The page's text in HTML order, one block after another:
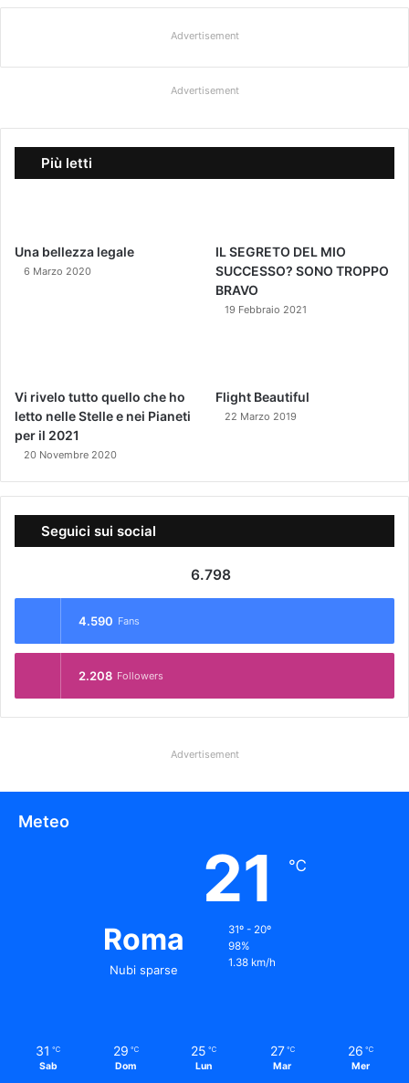
Advertisement
Advertisement
Più letti
Una bellezza legale
6 Marzo 2020
IL SEGRETO DEL MIO
SUCCESSO? SONO TROPPO
BRAVO
19 Febbraio 2021
Vi rivelo tutto quello che ho
letto nelle Stelle e nei Pianeti
per il 2021
20 Novembre 2020
Flight Beautiful
22 Marzo 2019
Seguici sui social
6.798
4.590 Fans
2.208 Followers
Advertisement
Meteo
Roma
Nubi sparse
21 ℃
31º - 20º
98%
1.38 km/h
31 ℃
Sab
29 ℃
Dom
25 ℃
Lun
27 ℃
Mar
26 ℃
Mer